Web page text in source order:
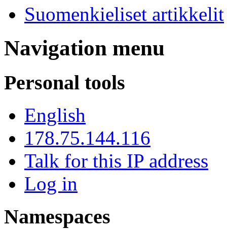
Suomenkieliset artikkelit
Navigation menu
Personal tools
English
178.75.144.116
Talk for this IP address
Log in
Namespaces